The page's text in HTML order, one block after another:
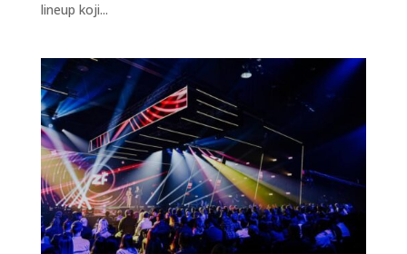
lineup koji...